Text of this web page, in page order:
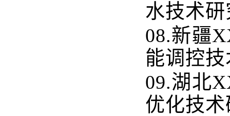
水技术研
08.新疆
能调控
09.湖北
优化技